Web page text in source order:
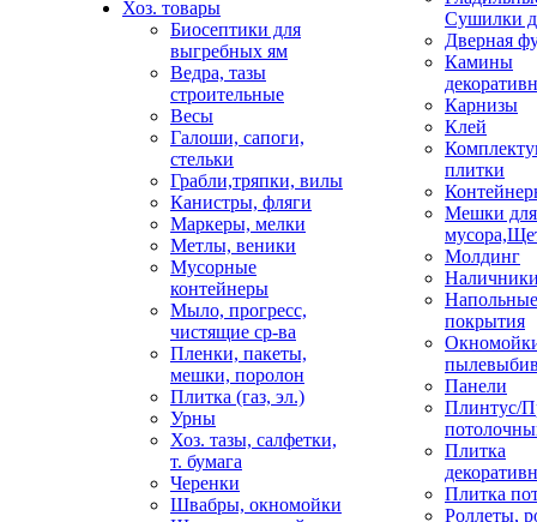
Хоз. товары
Биосептики для
выгребных ям
Ведра, тазы
строительные
Весы
Галоши, сапоги,
стельки
Грабли,тряпки, вилы
Канистры, фляги
Маркеры, мелки
Метлы, веники
Мусорные
контейнеры
Мыло, прогресс,
чистящие ср-ва
Пленки, пакеты,
мешки, поролон
Плитка (газ, эл.)
Урны
Хоз. тазы, салфетки,
т. бумага
Черенки
Швабры, окномойки
Сушилки
Дверная
Камины
Карнизы
Клей
плитки
Мешки для
Молдинг
Напольные
покрытия
Панели
Плинтус/
Плитка
Плитка
Роллеты,